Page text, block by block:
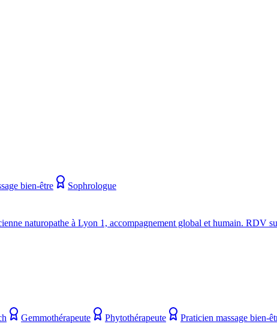
bien-être
Sophrologue
naturopathe à Lyon 1, accompagnement global et humain. RDV
Gemmothérapeute Phytothérapeute Praticien massage bien-